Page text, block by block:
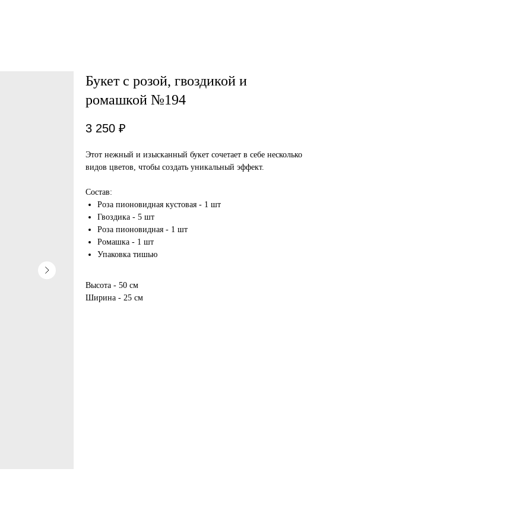
Букет с розой, гвоздикой и
ромашкой №194
3 250 ₽
Этот нежный и изысканный букет сочетает в себе несколько
видов цветов, чтобы создать уникальный эффект.
Состав:
Роза пионовидная кустовая - 1 шт
Гвоздика - 5 шт
Роза пионовидная - 1 шт
Ромашка - 1 шт
Упаковка тишью
Высота - 50 см
Ширина - 25 см